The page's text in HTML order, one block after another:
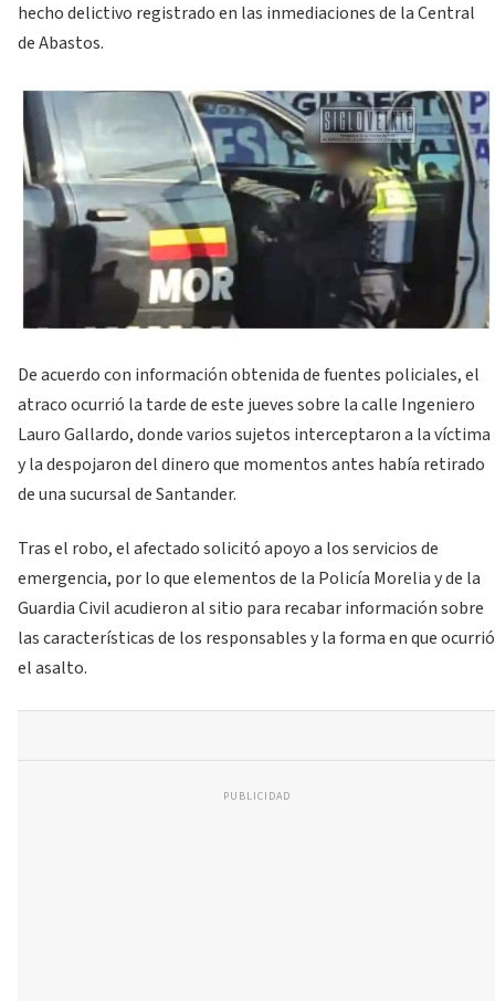
hecho delictivo registrado en las inmediaciones de la Central
de Abastos.
De acuerdo con información obtenida de fuentes policiales, el
atraco ocurrió la tarde de este jueves sobre la calle Ingeniero
Lauro Gallardo, donde varios sujetos interceptaron a la víctima
y la despojaron del dinero que momentos antes había retirado
de una sucursal de Santander.
Tras el robo, el afectado solicitó apoyo a los servicios de
emergencia, por lo que elementos de la Policía Morelia y de la
Guardia Civil acudieron al sitio para recabar información sobre
las características de los responsables y la forma en que ocurrió
el asalto.
PUBLICIDAD